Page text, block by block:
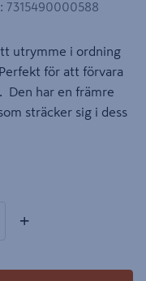
: 7315490000588
utrymme i ordning
för att förvara
Den har en främre
sträcker sig i dess
+